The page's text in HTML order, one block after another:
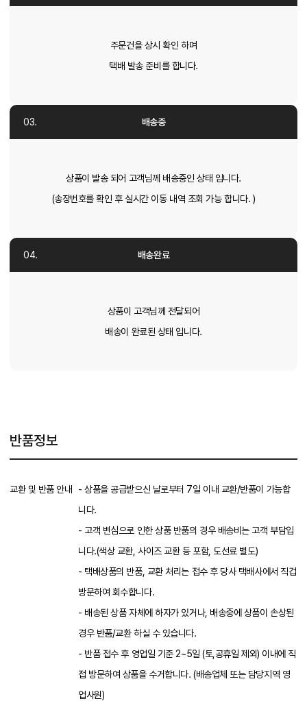
주문건을 상시 확인 하며
택배 발송 준비를 합니다.
배송중
상품이 발송 되어 고객님께 배송중인 상태 입니다.
(송장번호를 확인 후 실시간 이동 내역 조회 가능 합니다. )
배송완료
상품이 고객님께 전달되어
배송이 완료된 상태 입니다.
반품정보
교환 및 반품 안내
- 상품을 공급받으신 날로부터 7일 이내 교환/반품이 가능합
니다.
- 고객 변심으로 인한 상품 반품의 경우 배송비는 고객 부담입
니다.(색상 교환, 사이즈 교환 등 포함, 도선료 별도)
- 택배상품의 반품, 교환 처리는 접수 후 당사 택배사에서 직겁
방문하여 회수합니다.
- 배송된 상품 자체에 하자가 있거나, 배송중에 상품이 손상된
경우 반품/교환 하실 수 있습니다.
- 반품 접수 후 영업일 기준 2~5일 (토,공휴일 제외) 이내에 직
접 방문하여 상품을 수거합니다. (배송업체 또는 담당지역 영
업사원)